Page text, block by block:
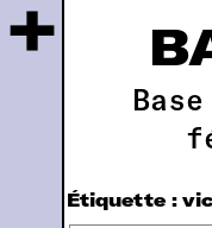
+
Étiquette :